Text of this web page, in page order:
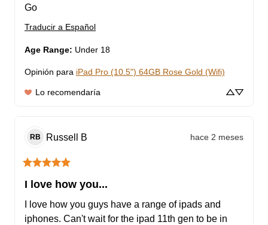
Go
Traducir a Español
Age Range: Under 18
Opinión para iPad Pro (10.5") 64GB Rose Gold (Wifi)
Lo recomendaría
RB Russell B hace 2 meses
I love how you...
I love how you guys have a range of ipads and
iphones. Can't wait for the ipad 11th gen to be in